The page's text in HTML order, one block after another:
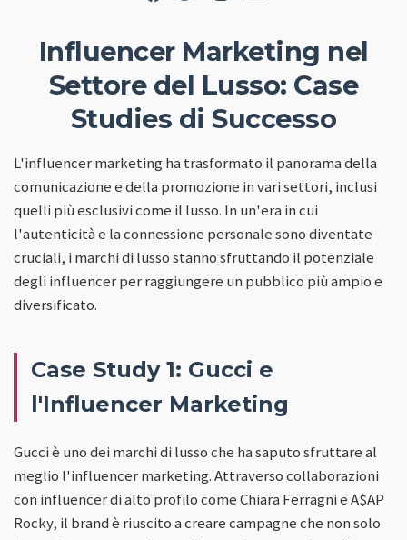
Influencer Marketing nel
Settore del Lusso: Case
Studies di Successo
L'influencer marketing ha trasformato il panorama della
comunicazione e della promozione in vari settori, inclusi
quelli più esclusivi come il lusso. In un'era in cui
l'autenticità e la connessione personale sono diventate
cruciali, i marchi di lusso stanno sfruttando il potenziale
degli influencer per raggiungere un pubblico più ampio e
diversificato.
Case Study 1: Gucci e
l'Influencer Marketing
Gucci è uno dei marchi di lusso che ha saputo sfruttare al
meglio l'influencer marketing. Attraverso collaborazioni
con influencer di alto profilo come Chiara Ferragni e A$AP
Rocky, il brand è riuscito a creare campagne che non solo